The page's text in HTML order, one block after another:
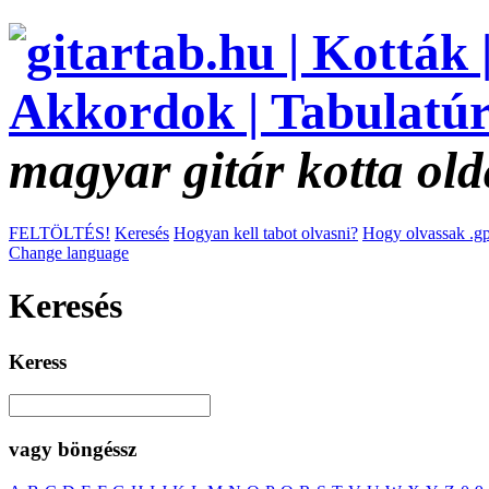
magyar gitár kotta
FELTÖLTÉS! Keresés Hogyan kell tabot olvasni? Hogy olvassak
Change language
Keresés
Keress
vagy böngéssz